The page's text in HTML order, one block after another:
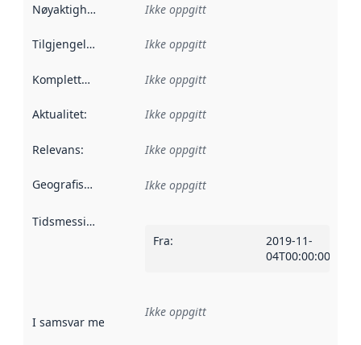
Nøyaktighet Ikke oppgitt
Tilgjengelighet Ikke oppgitt
Kompletthet Ikke oppgitt
Aktualitet: Ikke oppgitt
Relevans: Ikke oppgitt
Geografisk avgrensning :
Ikke oppgitt
Tidsmessig avgrensning
Fra:
2019-11-
04T00:00:00Z
I samsvar med Referanse til en implementasjonsregel
Ikke oppgitt